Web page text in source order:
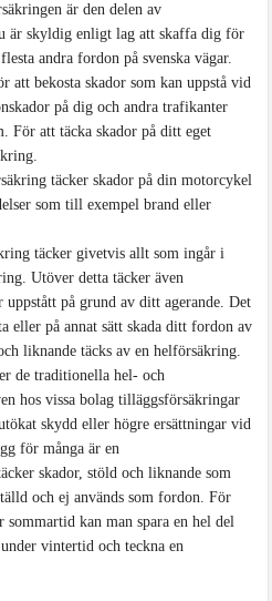
är den delen av
är skyldig enligt lag att skaffa dig för
andra fordon på svenska vägar.
att bekosta skador som kan uppstå vid
på dig och andra trafikanter
För att täcka skador på ditt eget
täcker skador på din motorcykel
som till exempel brand eller
täcker givetvis allt som ingår i
Utöver detta täcker även
uppstått på grund av ditt agerande. Det
eller på annat sätt skada ditt fordon av
liknande täcks av en helförsäkring.
de traditionella hel- och
hos vissa bolag tilläggsförsäkringar
skydd eller högre ersättningar vid
för många är en
skador, stöld och liknande som
och ej används som fordon. För
sommartid kan man spara en hel del
vintertid och teckna en